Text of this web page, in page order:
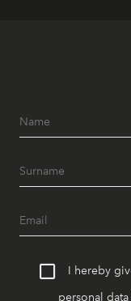
I hereby
personal